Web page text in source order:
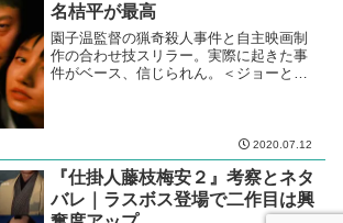
名桔平が最高
園子温監督の猟奇殺人事件と自主映画制
作の合わせ技スリラー。実際に起きた事
件がベース、信じられん。＜ジョーと段
2020.07.12
『仕掛人藤枝梅安２』考察とネタ
バレ｜ラスボス登場で二作目は興